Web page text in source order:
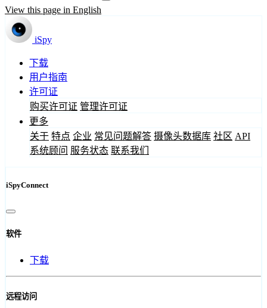
View this page in English
iSpy
下载
用户指南
许可证
购买许可证 管理许可证
更多
关于 特点 企业 常见问题解答 摄像头数据库 社区 API
系统顾问 服务状态 联系我们
iSpyConnect
软件
下载
远程访问